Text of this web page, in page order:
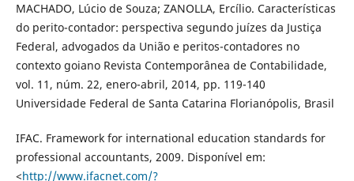
MACHADO, Lúcio de Souza; ZANOLLA, Ercílio. Características
do perito-contador: perspectiva segundo juízes da Justiça
Federal, advogados da União e peritos-contadores no
contexto goiano Revista Contemporânea de Contabilidade,
vol. 11, núm. 22, enero-abril, 2014, pp. 119-140
Universidade Federal de Santa Catarina Florianópolis, Brasil
IFAC. Framework for international education standards for
professional accountants, 2009. Disponível em:
<http://www.ifacnet.com/?